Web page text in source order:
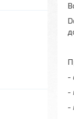
-
-
-